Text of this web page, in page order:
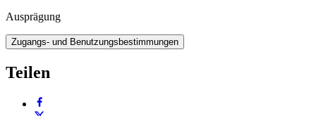
Ausprägung
Zugangs- und Benutzungsbestimmungen
Teilen